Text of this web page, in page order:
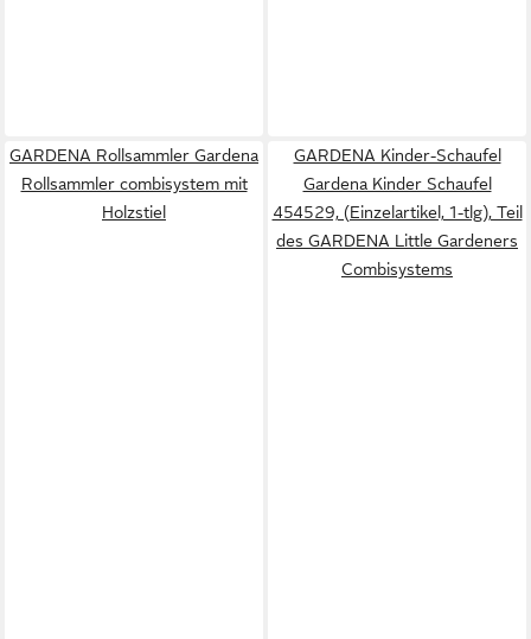
GARDENA Rollsammler Gardena
Rollsammler combisystem mit
Holzstiel
GARDENA Kinder-Schaufel
Gardena Kinder Schaufel
454529, (Einzelartikel, 1-tlg), Teil
des GARDENA Little Gardeners
Combisystems